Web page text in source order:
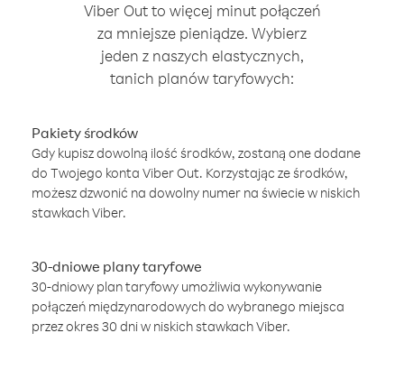
Viber Out to więcej minut połączeń
za mniejsze pieniądze. Wybierz
jeden z naszych elastycznych,
tanich planów taryfowych:
Pakiety środków
Gdy kupisz dowolną ilość środków, zostaną one dodane
do Twojego konta Viber Out. Korzystając ze środków,
możesz dzwonić na dowolny numer na świecie w niskich
stawkach Viber.
30-dniowe plany taryfowe
30-dniowy plan taryfowy umożliwia wykonywanie
połączeń międzynarodowych do wybranego miejsca
przez okres 30 dni w niskich stawkach Viber.